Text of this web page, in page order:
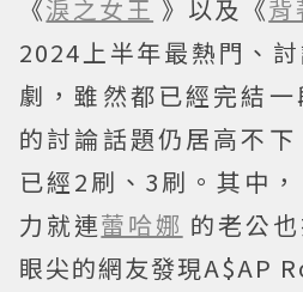
《淚之女王 》以及《背
2024上半年最熱門、
劇，雖然都已經完結
的討論話題仍居高不
已經2刷、3刷。其中
力就連蕾哈娜 的老公
眼尖的網友發現A$AP